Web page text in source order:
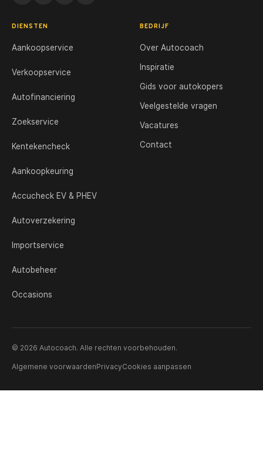
DIENSTEN
Aankoopservice
Verkoopservice
Autofinanciering
Zoekservice
Kentekencheck
Aankoopkeuring
Accucheck EV & PHEV
Autoverzekering
Importservice
Autobeheer
Occasions
BEDRIJF
Over Autocoach
Inspiratie
Gids voor autokopers
Veelgestelde vragen
Vacatures
Contact
© 2026 Autocoach. Alle rechten voorbehouden.
Algemene voorwaardenPrivacyCookies aanpassen